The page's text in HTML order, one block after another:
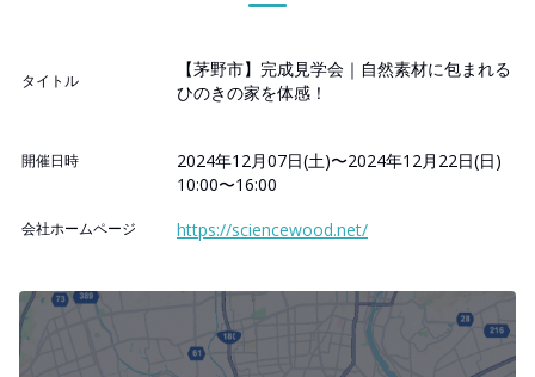
タイトル
【茅野市】完成見学会｜自然素材に包まれる
ひのきの家を体感！
開催日時
2024年12月07日(土)〜2024年12月22日(日)
10:00〜16:00
会社ホームページ https://sciencewood.net/